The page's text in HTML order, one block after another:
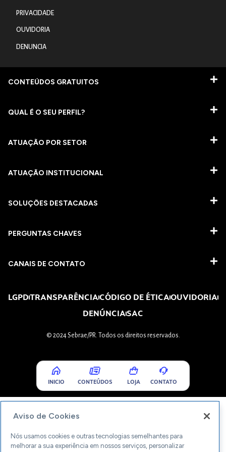
PRIVACIDADE
OUVIDORIA
DENUNCIA
CONTEÚDOS GRATUITOS
QUAL É O SEU PERFIL?
ATUAÇÃO POR SETOR
ATUAÇÃO INSTITUCIONAL
SOLUÇÕES DESTACADAS
PERGUNTAS CHAVES​
CANAIS DE CONTATO
LGPDTRANSPARÊNCIACÓDIGO DE ÉTICAOUVIDORIA
DENÚNCIASAC
© 2024 Sebrae/PR. Todos os direitos reservados.
INICIO CONTEÚDOS LOJA CONTATO
Aviso de Cookies
Nós usamos cookies e outras tecnologias semelhantes para
melhorar a sua experiência em nossos serviços, personalizar